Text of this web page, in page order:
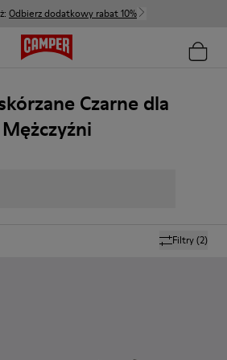
Odbierz dodatkowy rabat 10%
Czarne dla
Mężczyźni
Filtry(2)